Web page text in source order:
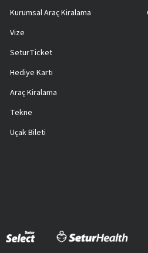
Kurumsal Araç Kiralama
Vize
SeturTicket
Hediye Kartı
Araç Kiralama
Tekne
Uçak Bileti